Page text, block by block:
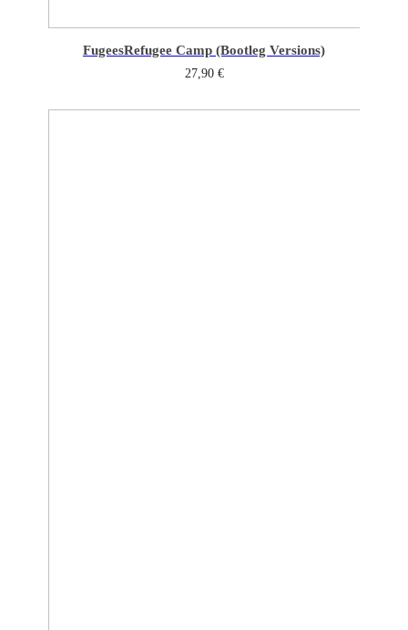
FugeesRefugee Camp (Bootleg Versions)
27,90 €